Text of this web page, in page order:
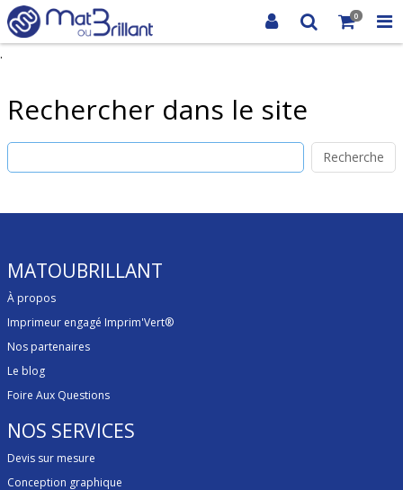
.
0
Rechercher dans le site
Recherche
MATOUBRILLANT
À propos
Imprimeur engagé Imprim'Vert®
Nos partenaires
Le blog
Foire Aux Questions
NOS SERVICES
Devis sur mesure
Conception graphique